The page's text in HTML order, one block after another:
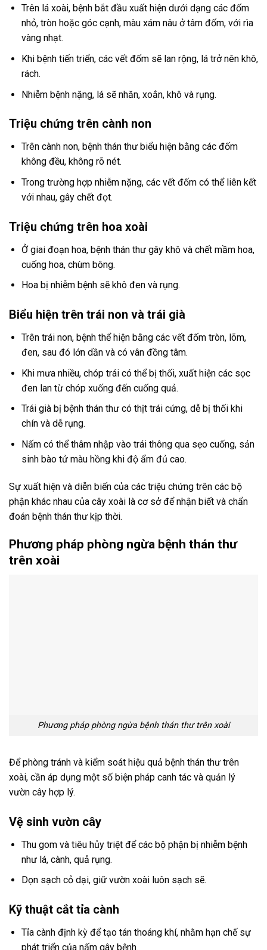
Trên lá xoài, bệnh bắt đầu xuất hiện dưới dạng các đốm
nhỏ, tròn hoặc góc cạnh, màu xám nâu ở tâm đốm, với rìa
vàng nhạt.
Khi bệnh tiến triển, các vết đốm sẽ lan rộng, lá trở nên khô,
rách.
Nhiễm bệnh nặng, lá sẽ nhăn, xoắn, khô và rụng.
Triệu chứng trên cành non
Trên cành non, bệnh thán thư biểu hiện bằng các đốm
không đều, không rõ nét.
Trong trường hợp nhiễm nặng, các vết đốm có thể liên kết
với nhau, gây chết đọt.
Triệu chứng trên hoa xoài
Ở giai đoạn hoa, bệnh thán thư gây khô và chết mầm hoa,
cuống hoa, chùm bông.
Hoa bị nhiễm bệnh sẽ khô đen và rụng.
Biểu hiện trên trái non và trái già
Trên trái non, bệnh thể hiện bằng các vết đốm tròn, lõm,
đen, sau đó lớn dần và có vân đồng tâm.
Khi mưa nhiều, chóp trái có thể bị thối, xuất hiện các sọc
đen lan từ chóp xuống đến cuống quả.
Trái già bị bệnh thán thư có thịt trái cứng, dễ bị thối khi
chín và dễ rụng.
Nấm có thể thâm nhập vào trái thông qua sẹo cuống, sản
sinh bào tử màu hồng khi độ ẩm đủ cao.
Sự xuất hiện và diễn biến của các triệu chứng trên các bộ
phận khác nhau của cây xoài là cơ sở để nhận biết và chẩn
đoán bệnh thán thư kịp thời.
Phương pháp phòng ngừa bệnh thán thư
trên xoài
Phương pháp phòng ngừa bệnh thán thư trên xoài
Để phòng tránh và kiểm soát hiệu quả bệnh thán thư trên
xoài, cần áp dụng một số biện pháp canh tác và quản lý
vườn cây hợp lý.
Vệ sinh vườn cây
Thu gom và tiêu hủy triệt để các bộ phận bị nhiễm bệnh
như lá, cành, quả rụng.
Dọn sạch cỏ dại, giữ vườn xoài luôn sạch sẽ.
Kỹ thuật cắt tỉa cành
Tỉa cành định kỳ để tạo tán thoáng khí, nhằm hạn chế sự
phát triển của nấm gây bệnh.